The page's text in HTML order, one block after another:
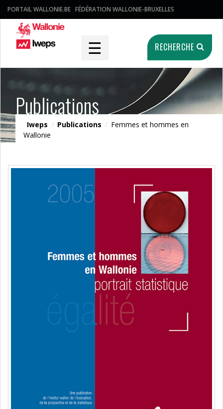
PORTAIL WALLONIE.BE FÉDÉRATION WALLONIE-BRUXELLES
☰ RECHERCHE
Publications
Iweps / Publications / Femmes et hommes en
Wallonie